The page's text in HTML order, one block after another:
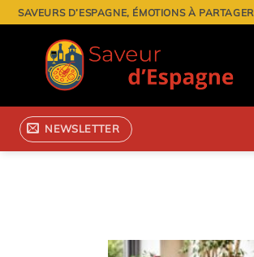
Passer
au
contenu
SAVEURS D’ESPAGNE, ÉMOTIONS À PARTAGER
NEWSLETTER